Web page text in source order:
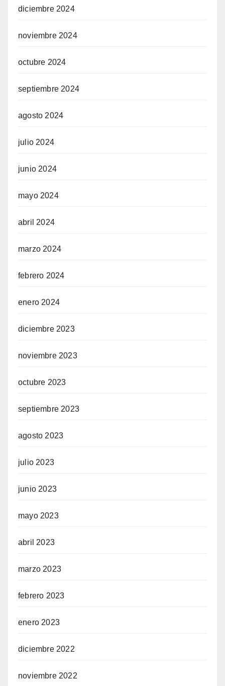
diciembre 2024
noviembre 2024
octubre 2024
septiembre 2024
agosto 2024
julio 2024
junio 2024
mayo 2024
abril 2024
marzo 2024
febrero 2024
enero 2024
diciembre 2023
noviembre 2023
octubre 2023
septiembre 2023
agosto 2023
julio 2023
junio 2023
mayo 2023
abril 2023
marzo 2023
febrero 2023
enero 2023
diciembre 2022
noviembre 2022